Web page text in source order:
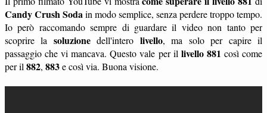
Candy Crush Soda in modo semplice, senza perdere troppo tempo.
Io però raccomando sempre di guardare il video non tanto per
scoprire la soluzionedell'intero livello, ma solo per capire il
passaggio che vi mancava. Questo vale per il livello 881 così come
per il 882, 883e così via. Buona visione.